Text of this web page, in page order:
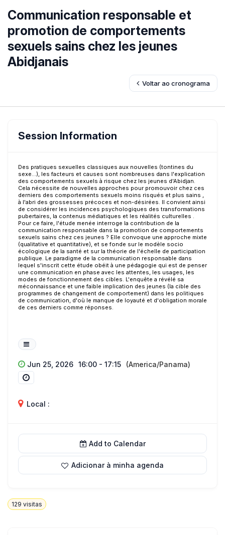
Communication responsable et
promotion de comportements
sexuels sains chez les jeunes
Abidjanais
Voltar ao cronograma
Session Information
Des pratiques sexuelles classiques aux nouvelles (tontines du
sexe...), les facteurs et causes sont nombreuses dans l'explication
des comportements sexuels à risque chez les jeunes d'Abidjan.
Cela nécessite de nouvelles approches pour promouvoir chez ces
derniers des comportements sexuels moins risqués et plus sains ,
à l'abri des grossesses précoces et non-désirées. Il convient ainsi
de considérer les incidences psychologiques des transformations
pubertaires, la contenus médiatiques et les réalités culturelles .
Pour ce faire, l'étude menée interroge la contribution de la
communication responsable dans la promotion de comportements
sexuels sains chez ces jeunes ? Elle convoque une approche mixte
(qualitative et quantitative), et se fonde sur le modèle socio
écologique de la santé et sur la théorie de l'échelle de participation
publique. Le paradigme de la communication responsable dans
lequel s'inscrit cette étude obéit à une pédagogie qui est de penser
une communication en phase avec les attentes, les usages, les
modes de fonctionnement des cibles. L'enquête a révélé sa
méconnaissance et une faible implication des jeunes (la cible des
programmes de changement de comportement) dans les politiques
de communication, d'où le manque de loyauté et d'obligation morale
de ces derniers comme réponses.
Jun 25, 2026 16:00 - 17:15 (America/Panama)
Local :
Add to Calendar
Adicionar à minha agenda
129 visitas